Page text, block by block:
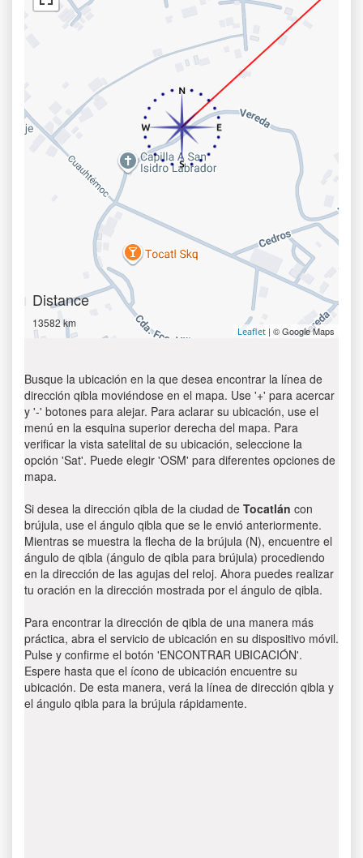
Distance
13582 km
Leaflet | © Google Maps
Busque la ubicación en la que desea encontrar la línea de
dirección qibla moviéndose en el mapa. Use '+' para acercar
y '-' botones para alejar. Para aclarar su ubicación, use el
menú en la esquina superior derecha del mapa. Para
verificar la vista satelital de su ubicación, seleccione la
opción 'Sat'. Puede elegir 'OSM' para diferentes opciones de
mapa.
Si desea la dirección qibla de la ciudad de Tocatlán con
brújula, use el ángulo qibla que se le envió anteriormente.
Mientras se muestra la flecha de la brújula (N), encuentre el
ángulo de qibla (ángulo de qibla para brújula) procediendo
en la dirección de las agujas del reloj. Ahora puedes realizar
tu oración en la dirección mostrada por el ángulo de qibla.
Para encontrar la dirección de qibla de una manera más
práctica, abra el servicio de ubicación en su dispositivo móvil.
Pulse y confirme el botón 'ENCONTRAR UBICACIÓN'.
Espere hasta que el ícono de ubicación encuentre su
ubicación. De esta manera, verá la línea de dirección qibla y
el ángulo qibla para la brújula rápidamente.